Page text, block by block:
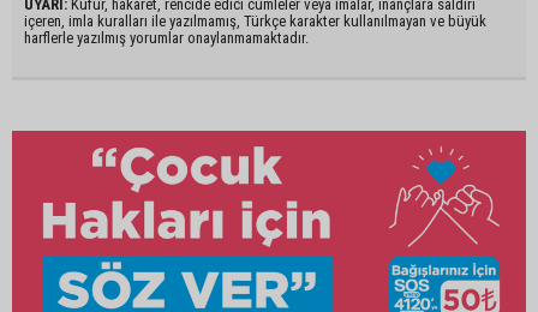
UYARI: Küfür, hakaret, rencide edici cümleler veya imalar, inançlara saldırı
içeren, imla kuralları ile yazılmamış, Türkçe karakter kullanılmayan ve büyük
harflerle yazılmış yorumlar onaylanmamaktadır.